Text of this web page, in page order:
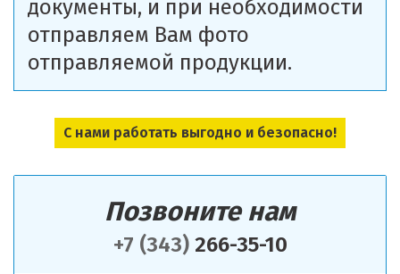
Позвоните нам
+7 (343)266-35-10
документы, и при необходимости
отправляем Вам фото
отправляемой продукции.
С нами работать выгодно и безопасно!